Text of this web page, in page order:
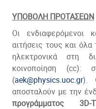
ΥΠΟΒΟΛΗ ΠΡΟΤΑΣΕΩΝ
Οι ενδιαφερόμενοι
αιτήσεις τους και όλα
ηλεκτρονικά στη
κοινοποίηση (cc):
(aek@physics.uoc.gr).
αποσταλούν με την
προγράμματος 3